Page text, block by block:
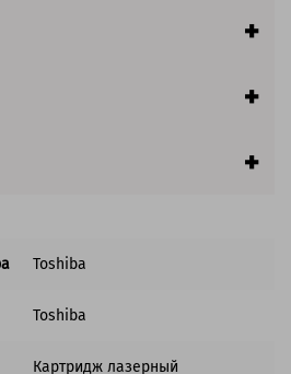
Toshiba
Toshiba
Картридж лазерный